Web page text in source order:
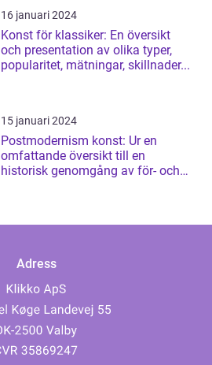
16 januari 2024
Konst för klassiker: En översikt
och presentation av olika typer,
popularitet, mätningar, skillnader...
15 januari 2024
Postmodernism konst: Ur en
omfattande översikt till en
historisk genomgång av för- och
Adress